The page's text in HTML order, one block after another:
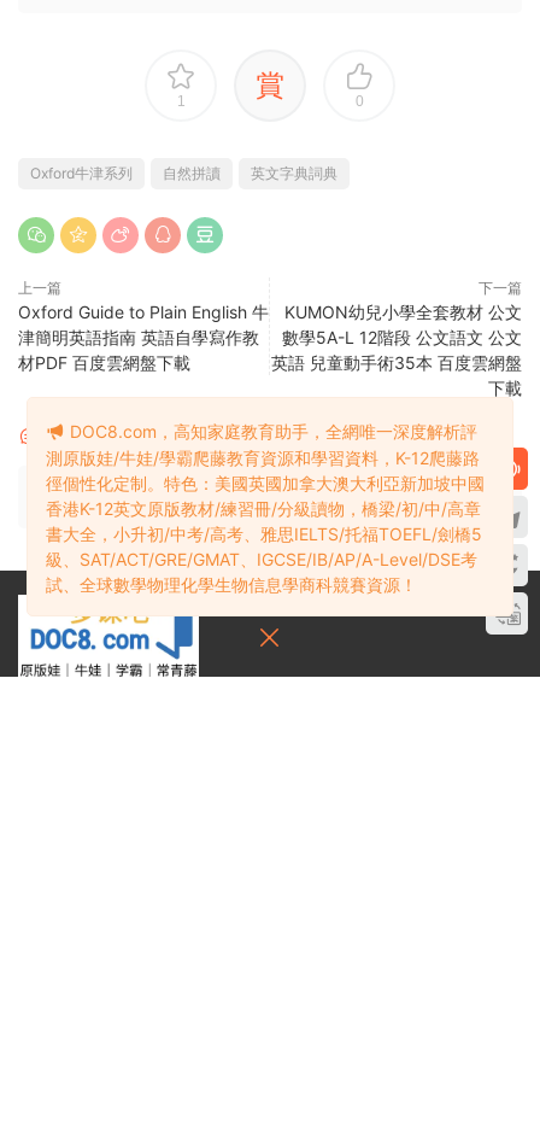
1 賞 0
Oxford牛津系列 自然拼讀 英文字典詞典
上一篇
Oxford Guide to Plain English 牛
津簡明英語指南 英語自學寫作教
材PDF 百度雲網盤下載
下一篇
KUMON幼兒小學全套教材 公文
數學5A-L 12階段 公文語文 公文
英語 兒童動手術35本 百度雲網盤
下載
評論 0
請先登錄
DOC8.com，高知家庭教育助手，全網唯一深度解析評
測原版娃/牛娃/學霸爬藤教育資源和學習資料，K-12爬藤路
徑個性化定制。特色：美國英國加拿大澳大利亞新加坡中國
香港K-12英文原版教材/練習冊/分級讀物，橋梁/初/中/高章
書大全，小升初/中考/高考、雅思IELTS/托福TOEFL/劍橋5
級、SAT/ACT/GRE/GMAT、IGCSE/IB/AP/A-Level/DSE考
試、全球數學物理化學生物信息學商科競賽資源！